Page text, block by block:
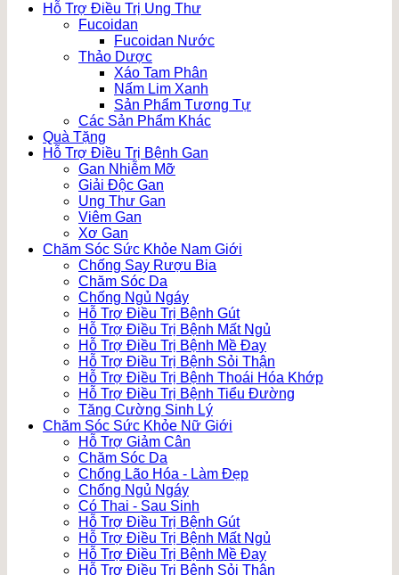
Hỗ Trợ Điều Trị Ung Thư
Fucoidan
Fucoidan Nước
Thảo Dược
Xáo Tam Phân
Nấm Lim Xanh
Sản Phẩm Tương Tự
Các Sản Phẩm Khác
Quà Tặng
Hỗ Trợ Điều Trị Bệnh Gan
Gan Nhiễm Mỡ
Giải Độc Gan
Ung Thư Gan
Viêm Gan
Xơ Gan
Chăm Sóc Sức Khỏe Nam Giới
Chống Say Rượu Bia
Chăm Sóc Da
Chống Ngủ Ngáy
Hỗ Trợ Điều Trị Bệnh Gút
Hỗ Trợ Điều Trị Bệnh Mất Ngủ
Hỗ Trợ Điều Trị Bệnh Mề Đay
Hỗ Trợ Điều Trị Bệnh Sỏi Thận
Hỗ Trợ Điều Trị Bệnh Thoái Hóa Khớp
Hỗ Trợ Điều Trị Bệnh Tiểu Đường
Tăng Cường Sinh Lý
Chăm Sóc Sức Khỏe Nữ Giới
Hỗ Trợ Giảm Cân
Chăm Sóc Da
Chống Lão Hóa - Làm Đẹp
Chống Ngủ Ngáy
Có Thai - Sau Sinh
Hỗ Trợ Điều Trị Bệnh Gút
Hỗ Trợ Điều Trị Bệnh Mất Ngủ
Hỗ Trợ Điều Trị Bệnh Mề Đay
Hỗ Trợ Điều Trị Bệnh Sỏi Thận